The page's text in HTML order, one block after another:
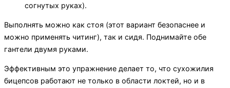
согнутых руках).
Выполнять можно как стоя (этот вариант безопаснее и
можно применять читинг), так и сидя. Поднимайте обе
гантели двумя руками.
Эффективным это упражнение делает то, что сухожилия
бицепсов работают не только в области локтей, но и в